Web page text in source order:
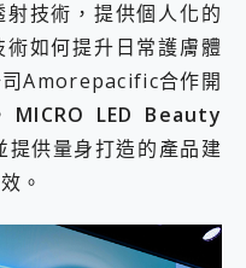
技術，提供個人化的
如何提升日常護膚體
Amorepacific合作開
MICRO LED Beauty
提供量身打造的產品建
。